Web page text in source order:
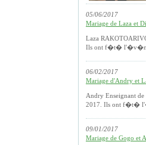
05/06/2017
Mariage de Laza et
Laza
Ils ont f�t�
06/02/2017
Mariage d'Andry et
Andry Enseignant
2017. Ils ont f�t�
09/01/2017
Mariage de Gogo et